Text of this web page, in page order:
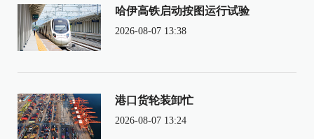
哈伊高铁启动按图运行试验
2026-08-07 13:38
港口货轮装卸忙
2026-08-07 13:24